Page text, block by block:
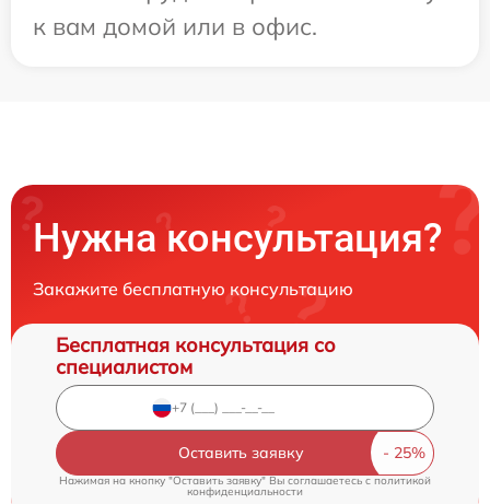
к вам домой или в офис.
Нужна консультация?
Закажите бесплатную консультацию
Бесплатная консультация со
специалистом
Оставить заявку
Нажимая на кнопку "Оставить заявку" Вы соглашаетесь cполитикой
конфиденциальности